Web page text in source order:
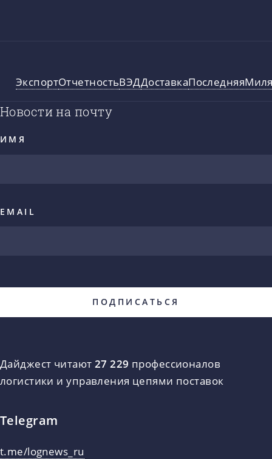
ЭкспортОтчетностьВЭДДоставка
Новости на почту
ИМЯ
EMAIL
Дайджест читают 27 229 профессионалов
логистики и управления цепями поставок
Telegram
t.me/lognews_ru